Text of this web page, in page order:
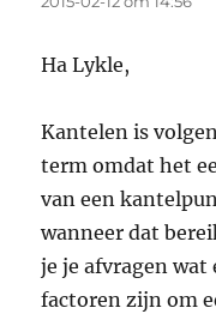
Ha Lykle,
Kantelen is
term omdat het
van een
wanneer dat
je je afvragen wat
factoren zijn om